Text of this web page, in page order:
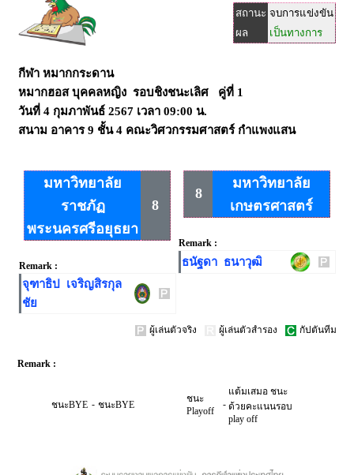
สถานะ จบการแข่งขัน
ผล
เป็นทางการ
กีฬา หมากกระดาน
หมากฮอส บุคคลหญิง รอบชิงชนะเลิศ คู่ที่ 1
วันที่ 4 กุมภาพันธ์ 2567 เวลา 09:00 น.
สนาม อาคาร 9 ชั้น 4 คณะวิศวกรรมศาสตร์ กำแพงแสน
มหาวิทยาลัย
ราชภัฏ
พระนครศรีอยุธยา
8
Remark :
จุฑาธิป เจริญสิรกุล
ชัย
8
มหาวิทยาลัย
เกษตรศาสตร์
Remark :
ธนัฐดา ธนาวุฒิ
ผู้เล่นตัวจริง ผู้เล่นตัวสำรอง กัปตันทีม
Remark :
ชนะBYE - ชนะBYE
ชนะ
Playoff
-
แต้มเสมอ ชนะ
ด้วยคะแนนรอบ
play off